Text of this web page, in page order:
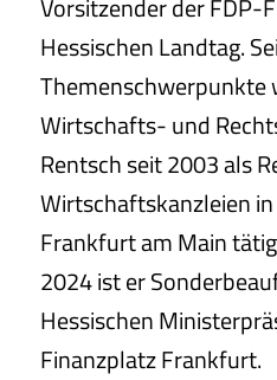
Vorsitzender der FDP-
Hessischen Landtag.
Themenschwerpunkte
Wirtschafts- und
Rentsch seit 2003 als
Wirtschaftskanzleien
Frankfurt am Main
2024 ist er
Hessischen
Finanzplatz Frankfurt.